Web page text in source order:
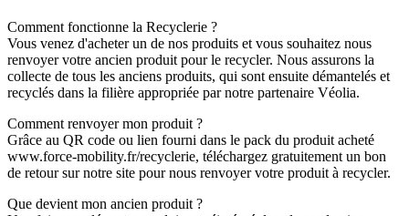
Comment fonctionne la Recyclerie ?
Vous venez d'acheter un de nos produits et vous souhaitez nous
renvoyer votre ancien produit pour le recycler. Nous assurons la
collecte de tous les anciens produits, qui sont ensuite démantelés et
recyclés dans la filière appropriée par notre partenaire Véolia.
Comment renvoyer mon produit ?
Grâce au QR code ou lien fourni dans le pack du produit acheté
www.force-mobility.fr/recyclerie, téléchargez gratuitement un bon
de retour sur notre site pour nous renvoyer votre produit à recycler.
Que devient mon ancien produit ?